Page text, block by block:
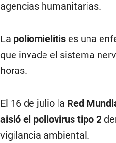
agencias humanitarias.
La poliomielitis es una
que invade el sistema
horas.
El 16 de julio la Red
aisló el poliovirus tipo 2
vigilancia ambiental.